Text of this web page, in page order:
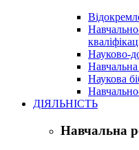
Науково-
Навчальна
Наукова
ДІЯЛЬНІСТЬ
Навчальна